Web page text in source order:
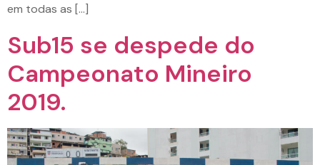
em todas as […]
Sub15 se despede do
Campeonato Mineiro
2019.